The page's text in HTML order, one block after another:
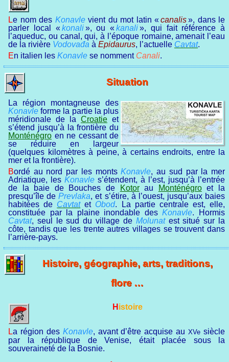
Le nom des Konavlevient du mot latin «canalis», dans le
parler local «konali», ou «kanali», qui fait référence à
l’aqueduc, ou canal, qui, à l’époque romaine, amenait l’eau
de la rivière Vodovađa à Epidaurus, l’actuelle Cavtat.
En italien les Konavle se nomment Canali.
Situation
La région montagneuse des
Konavle forme la partie la plus
méridionale de la Croatie et
s’étend jusqu’à la frontière du
Monténégro en ne cessant de
se réduire en largeur
(quelques kilomètres à peine, à certains endroits, entre la
mer et la frontière).
Bordé au nord par les montsKonavle, au sud par la mer
Adriatique, les Konavle s’étendent, à l’est, jusqu’à l’entrée
de la baie de Bouches de
Kotorau Monténégroet la
presqu’île dePrevlaka, et s’étire, à l’ouest, jusqu’aux baies
habitées de Cavtatet Obod. La partie centrale est, elle,
constituée par la plaine inondable desKonavle. Hormis
Cavtat, seul le sud du village de Molunatest situé sur la
côte, tandis que les trente autres villages se trouvent dans
l’arrière-pays.
Histoire, géographie, arts, traditions,
flore …
Histoire
La région des Konavle, avant d’être acquise auXVe siècle
par la république de Venise, était placée sous la
souveraineté de la Bosnie.